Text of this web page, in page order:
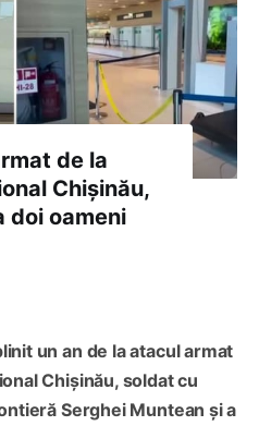
de la
Chișinău,
doi oameni
un an de la atacul armat
Chișinău, soldat cu
Serghei Muntean și a